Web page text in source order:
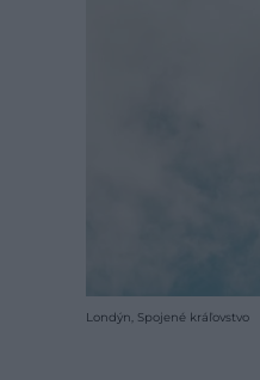
Londýn, Spojené kráľovstvo